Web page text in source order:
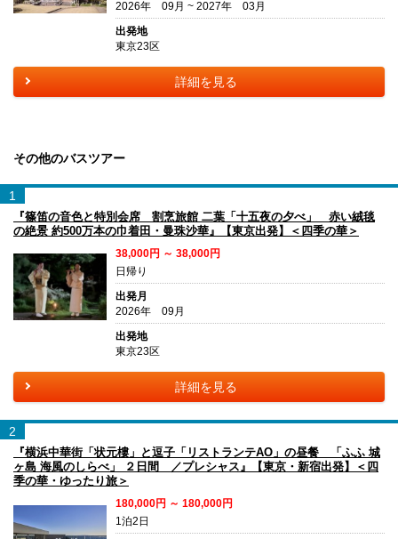
2026年 09月 ~ 2027年 03月
出発地
東京23区
詳細を見る
その他のバスツアー
1
『篠笛の音色と特別会席 割烹旅館 二葉「十五夜の夕べ」 赤い絨毯
の絶景 約500万本の巾着田・曼珠沙華』【東京出発】＜四季の華＞
38,000円 ～ 38,000円
日帰り
出発月
2026年 09月
出発地
東京23区
詳細を見る
2
『横浜中華街「状元樓」と逗子「リストランテAO」の昼餐 「ふふ 城
ヶ島 海風のしらべ」 ２日間 ／プレシャス』【東京・新宿出発】＜四
季の華・ゆったり旅＞
180,000円 ～ 180,000円
1泊2日